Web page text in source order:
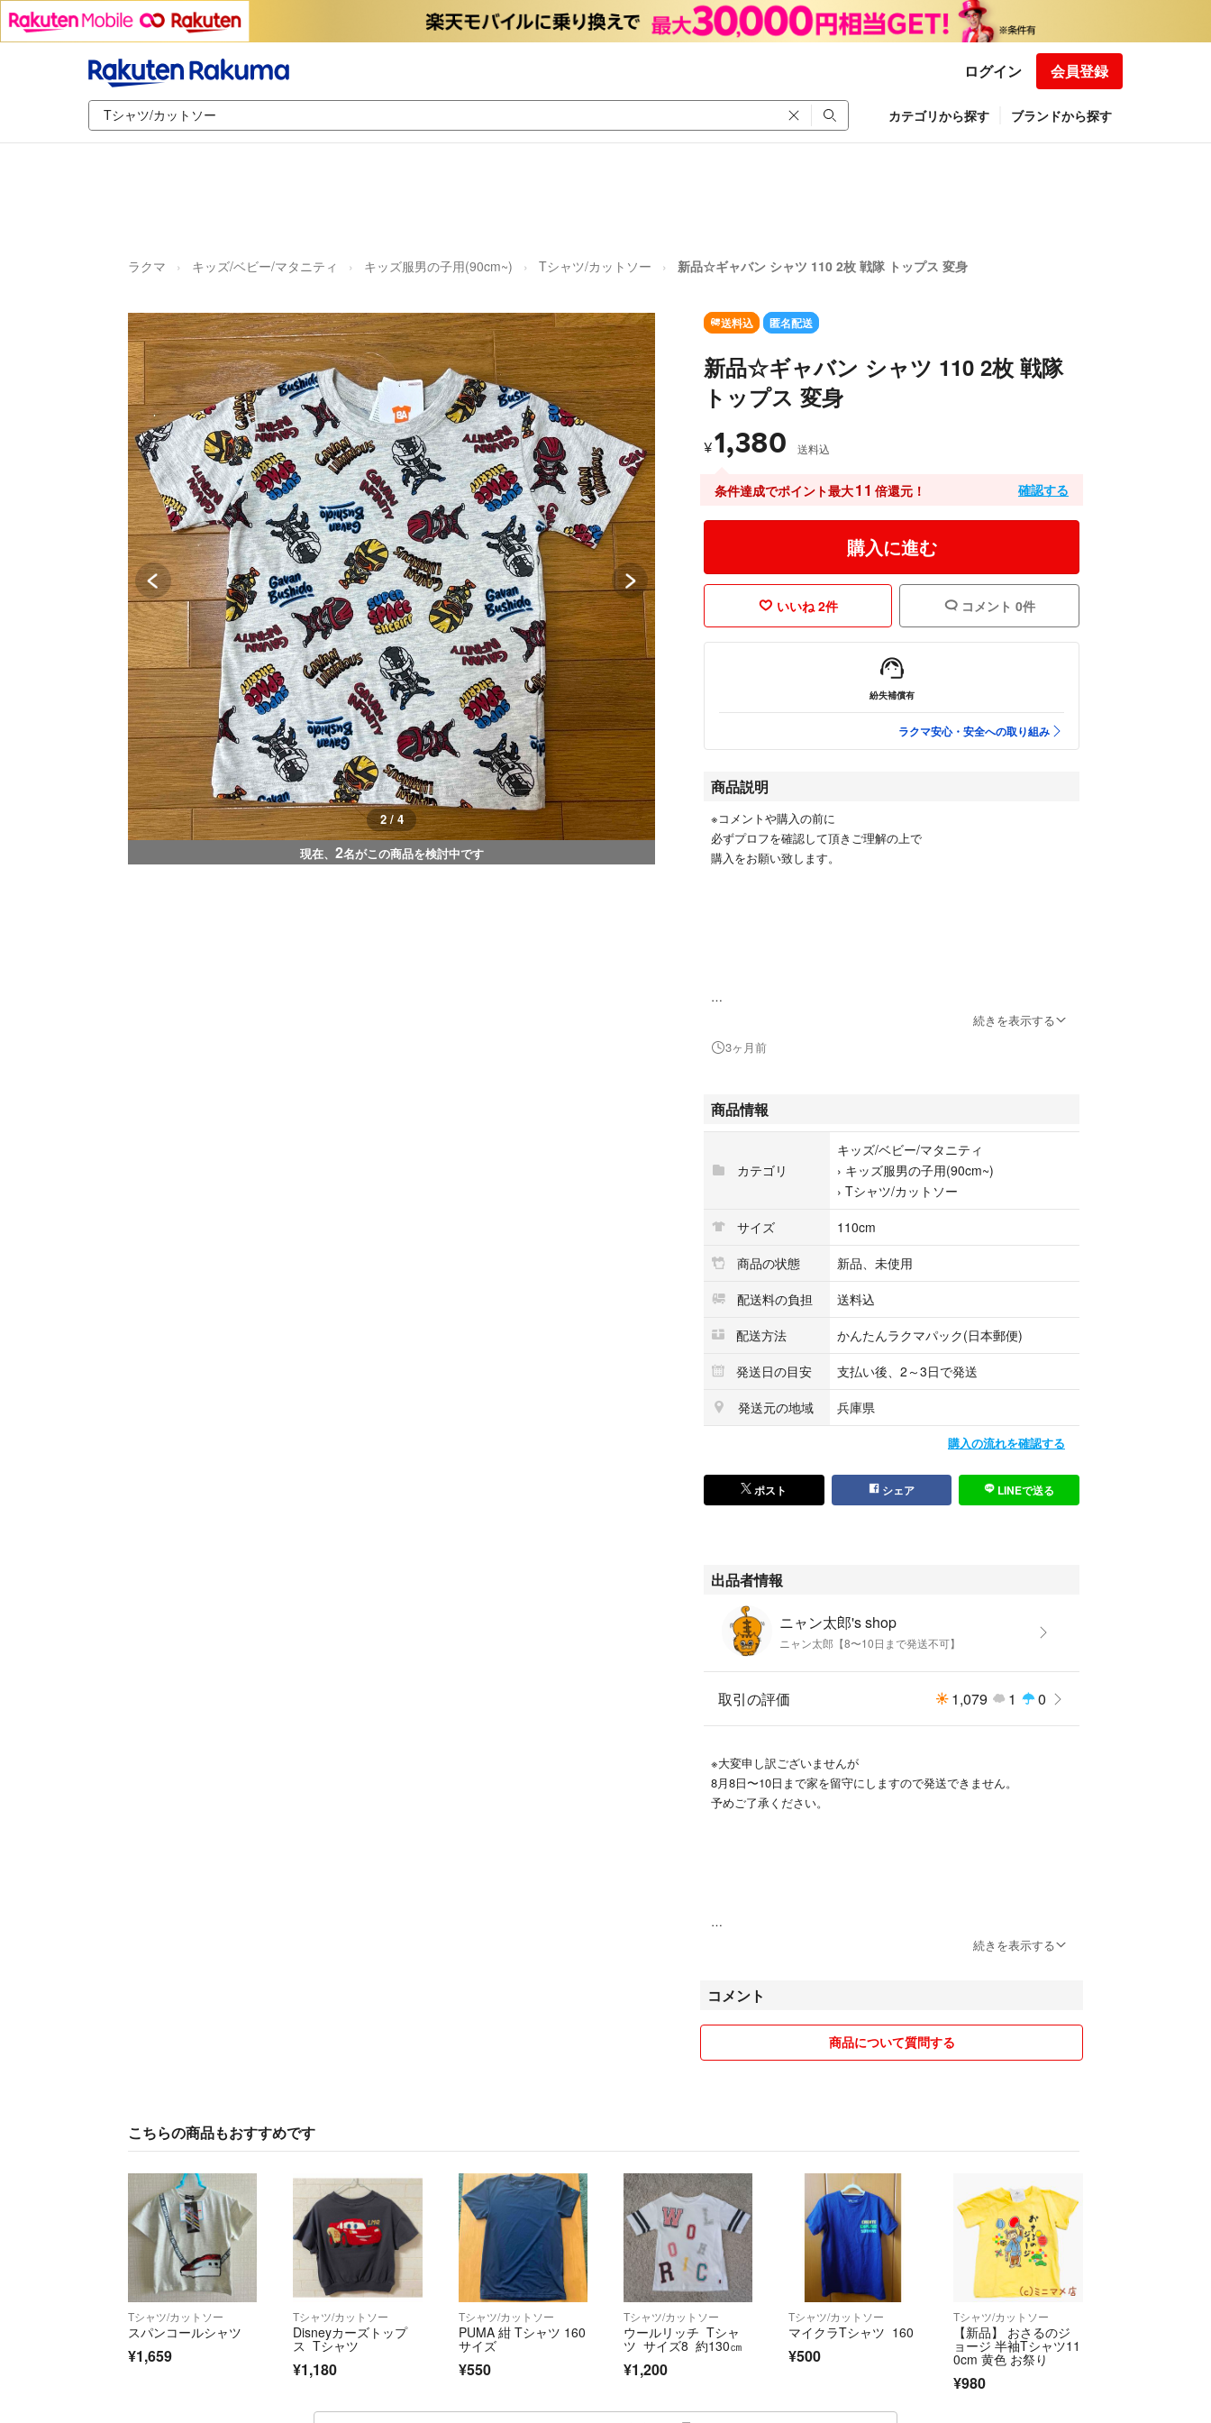
ログイン 会員登録
カテゴリから探す ブランドから探す
ラクマ キッズ/ベビー/マタニティ キッズ服男の子用(90cm~) Tシャツ/カットソー 新品☆ギャバン シャツ 110 2枚 戦隊 トップス 変身
2 / 4
現在、 2名がこの商品を検討中です
送料込 匿名配送
新品☆ギャバン シャツ 110 2枚 戦隊
トップス 変身
¥1,380 送料込
条件達成でポイント最大11 倍還元！ 確認する
購入に進む
いいね 2件 コメント 0件
紛失補償有
ラクマ安心・安全への取り組み
商品説明
※コメントや購入の前に
必ずプロフを確認して頂きご理解の上で
購入をお願い致します。
半袖 Tシャツ 2枚セットです。
サイズはどちらも110cm。
未使用ですが一度人の手に渡った商品で
神経質な方はご遠慮ください。
※シワがありタグが少し折れています。
配送は簡易包装になりますが
ラクマパックの予定をしております。
続きを表示する
3ヶ月前
商品情報
カテゴリ
キッズ/ベビー/マタニティ
› キッズ服男の子用(90cm~)
› Tシャツ/カットソー
サイズ
110cm
商品の状態
新品、未使用
配送料の負担
送料込
配送方法
かんたんラクマパック(日本郵便)
発送日の目安
支払い後、2～3日で発送
発送元の地域
兵庫県
購入の流れを確認する
ポスト シェア LINEで送る
出品者情報
ニャン太郎's shop
ニャン太郎【8〜10日まで発送不可】
取引の評価 1,079 1 0
※大変申し訳ございませんが
8月8日〜10日まで家を留守にしますので発送できません。
予めご了承ください。
安心して取引できますよう誠意を持って対応させて頂きたいと思って
★お手数をおかけ致しますが購入申請を
お願いいたします。
申請が複数人の場合、先に申請を
頂いた方にお譲りしたいと思いますので
ご了承ください。
お気軽にコメント頂ければと思います。
続きを表示する
コメント
商品について質問する
こちらの商品もおすすめです
Tシャツ/カットソー
スパンコールシャツ
¥1,659
Tシャツ/カットソー
Disneyカーズトップ
ス Tシャツ
¥1,180
Tシャツ/カットソー
PUMA 紺 Tシャツ 160
サイズ
¥550
Tシャツ/カットソー
ウールリッチ Tシャ
ツ サイズ8 約130㎝
¥1,200
Tシャツ/カットソー
マイクラTシャツ 160
¥500
Tシャツ/カットソー
【新品】 おさるのジ
ョージ 半袖Tシャツ11
0cm 黄色 お祭り
¥980